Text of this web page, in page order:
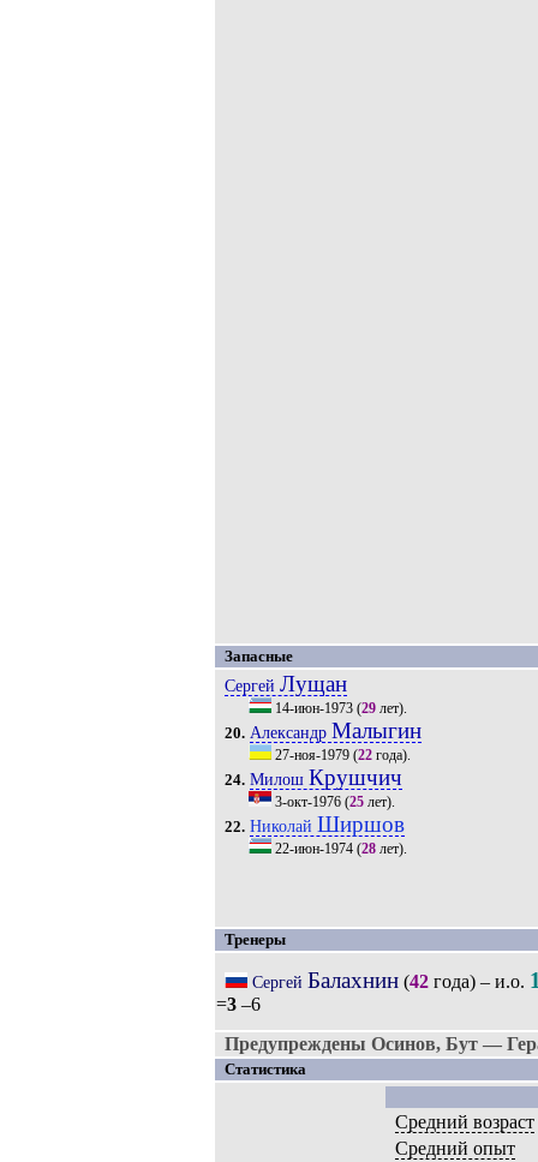
Запасные
Сергей Лущан
14-июн-1973(29лет).
20. Александр Малыгин
27-ноя-1979(22года).
24. Милош Крушчич
3-окт-1976(25лет).
22. Николай Ширшов
22-июн-1974(28лет).
Тренеры
Сергей Балахнин(42года) – и.о.
=3 –6
Предупреждены Осинов, Бут —
Статистика
Средний возраст
Средний опыт